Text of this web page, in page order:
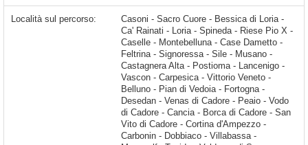
Località sul percorso: Casoni - Sacro Cuore - Bessica di Loria - Ca' Rainati - Loria - Spineda - Riese Pio X - Caselle - Montebelluna - Case Dametto - Feltrina - Signoressa - Sile - Musano - Castagnera Alta - Postioma - Lancenigo - Vascon - Carpesica - Vittorio Veneto - Belluno - Pian di Vedoia - Fortogna - Desedan - Venas di Cadore - Peaio - Vodo di Cadore - Cancia - Borca di Cadore - San Vito di Cadore - Cortina d'Ampezzo - Carbonin - Dobbiaco - Villabassa - Monguelfo-Tesido - Valdaora di Sopra - Rasun di Sotto